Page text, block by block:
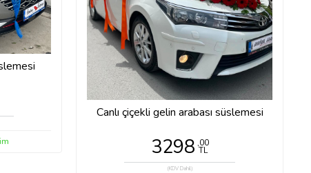
Canlı çiçekli gelin arabası süslemesi
3298 ,00
TL
(KDV Dahil)